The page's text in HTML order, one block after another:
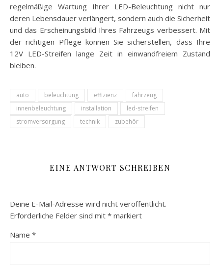
regelmäßige Wartung Ihrer LED-Beleuchtung nicht nur
deren Lebensdauer verlängert, sondern auch die Sicherheit
und das Erscheinungsbild Ihres Fahrzeugs verbessert. Mit
der richtigen Pflege können Sie sicherstellen, dass Ihre
12V LED-Streifen lange Zeit in einwandfreiem Zustand
bleiben.
auto beleuchtung effizienz
fahrzeug
innenbeleuchtung
installation
led-streifen
stromversorgung
technik zubehör
EINE ANTWORT SCHREIBEN
Deine E-Mail-Adresse wird nicht veröffentlicht.
Erforderliche Felder sind mit * markiert
Name *